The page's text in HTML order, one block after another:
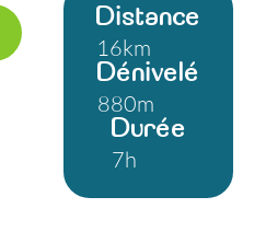
Distance
16km
Dénivelé
880m
Durée
7h